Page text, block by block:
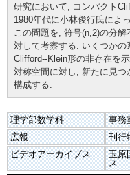
研究において, コンパクト
1980年代に小林俊行氏によ
この問題を, 符号(n,2)の分
対して考察する. いくつかの
Clifford--Klein形の非存在を
対称空間に対し, 新たに見つ
構成する.
理学部数学科 事務
広報
刊行
ビデオアーカイブス
玉原
ス